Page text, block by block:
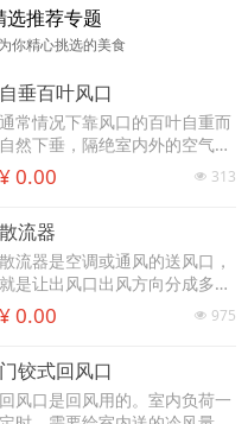
自垂百叶风口
通常情况下靠风口的百叶自重而
自然下垂，隔绝室内外的空气交
换，当室内气压大于室外气压
时，气流将百叶吹开而向外排
时，气流不能反向流入室内，该
风来口有单向止回作用。
넶 313
¥ 0.00
散流器
散流器是空调或通风的送风口，
就是让出风口出风方向分成多向
流动,一般用在大厅等大面积地方
的送风口设置,以便新风分布均
넶 975
¥ 0.00
门铰式回风口
回风口是回风用的。室内负荷一
选推荐专题
你精心挑选的美食